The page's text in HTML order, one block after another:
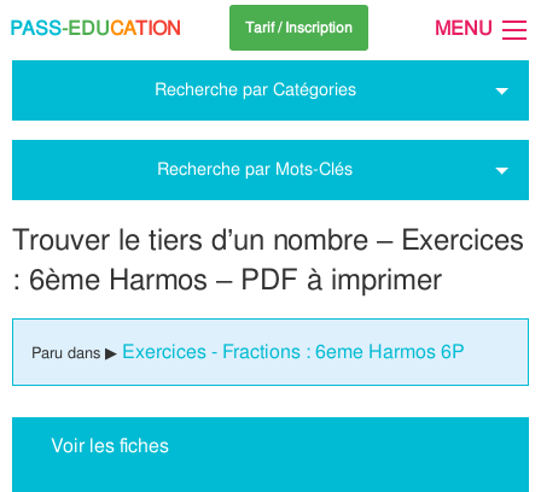
PASS-EDUCATION Tarif / Inscription MENU
Recherche par Catégories
Recherche par Mots-Clés
Trouver le tiers d’un nombre – Exercices
: 6ème Harmos – PDF à imprimer
Paru dans ▶ Exercices - Fractions : 6eme Harmos 6P
Voir les fiches